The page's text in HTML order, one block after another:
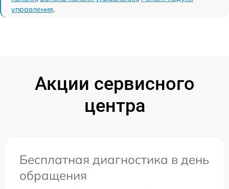
управления.
Акции сервисного
центра
Бесплатная диагностика в день
обращения